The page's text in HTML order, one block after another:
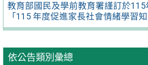
教育部國民及學前教育署謹訂於
「115 年度促進家長社會情緒學習知
依公告類別彙總